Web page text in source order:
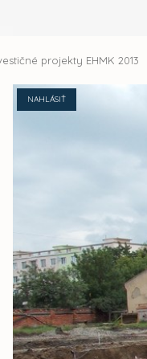
projekty EHMK 2013
NAHLÁSIŤ